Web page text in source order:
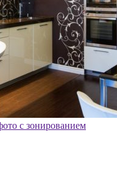
с зонированием